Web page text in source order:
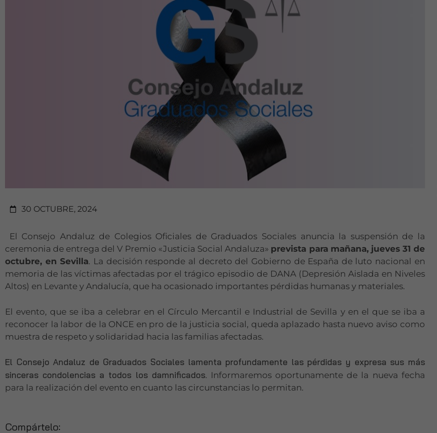
30 OCTUBRE, 2024
El Consejo Andaluz de Colegios Oficiales de Graduados Sociales anuncia la suspensión de la
ceremonia de entrega del V Premio «Justicia Social Andaluza» prevista para mañana, jueves 31 de
octubre, en Sevilla. La decisión responde al decreto del Gobierno de España de luto nacional en
memoria de las víctimas afectadas por el trágico episodio de DANA (Depresión Aislada en Niveles
Altos) en Levante y Andalucía, que ha ocasionado importantes pérdidas humanas y materiales.
El evento, que se iba a celebrar en el Círculo Mercantil e Industrial de Sevilla y en el que se iba a
reconocer la labor de la ONCE en pro de la justicia social, queda aplazado hasta nuevo aviso como
muestra de respeto y solidaridad hacia las familias afectadas.
El Consejo Andaluz de Graduados Sociales lamenta profundamente las pérdidas y expresa sus más
sinceras condolencias a todos los damnificados. Informaremos oportunamente de la nueva fecha
para la realización del evento en cuanto las circunstancias lo permitan.
Compártelo: